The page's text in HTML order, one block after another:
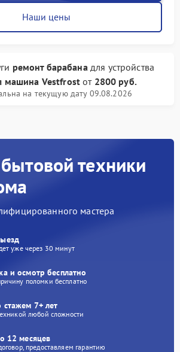
Наши цены
ремонт барабанадля устройства
машина Vestfrostот 2800 руб.
на текущую дату 09.08.2026
техники
мастера
уже через 30 минут
и осмотр бесплатно
поломки бесплатно
стажем 7+ лет
любой сложности
12 месяцев
предоставляем гарантию